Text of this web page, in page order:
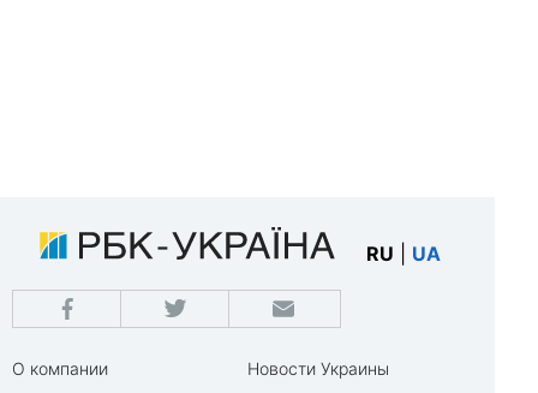
RU UA
О компании
Новости Украины